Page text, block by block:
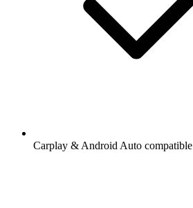
Carplay & Android Auto compatible